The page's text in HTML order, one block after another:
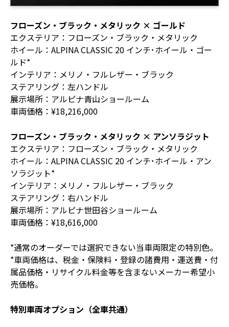
フローズン・ブラック・メタリック × ゴールド
エクステリア：フローズン・ブラック・メタリック
ホイール：ALPINA CLASSIC 20 インチ･ホイール・ゴー
ルド*
インテリア：メリノ・フルレザー・ブラック
ステアリング：左ハンドル
展示場所：アルピナ青山ショールーム
車両価格：¥18,216,000
フローズン・ブラック・メタリック × アンソラジット
エクステリア：フローズン・ブラック・メタリック
ホイール：ALPINA CLASSIC 20 インチ･ホイール・アン
ソラジット*
インテリア：メリノ・フルレザー・ブラック
ステアリング：右ハンドル
展示場所：アルピナ世田谷ショールーム
車両価格：¥18,616,000
*通常のオーダーでは選択できない当車両限定の特別色。
*車両価格は、税金・保険料・登録の諸費用・運送費・付
属品価格・リサイクル料金等を含まないメーカー希望小
売価格。
特別車両オプション（全車共通）